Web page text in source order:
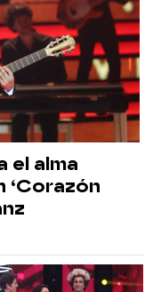
el alma
‘Corazón